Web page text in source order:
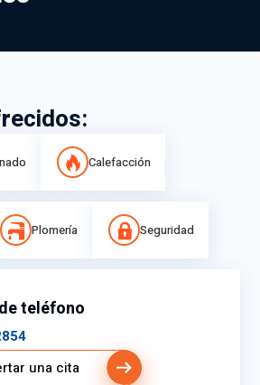
Calefacción
Plomería Seguridad
teléfono
una cita